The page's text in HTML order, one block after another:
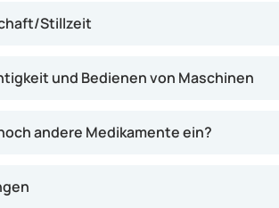
Stillzeit
und Bedienen von Maschinen
andere Medikamente ein?